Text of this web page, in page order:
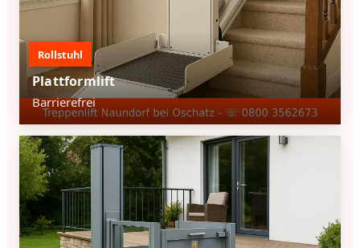
Rollstuhl
Plattformlift
Barrierefrei